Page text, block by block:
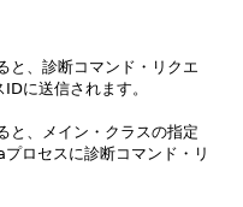
と、診断コマンド・リクエ
に送信されます。
と、メイン・クラスの指定
ロセスに診断コマンド・リ